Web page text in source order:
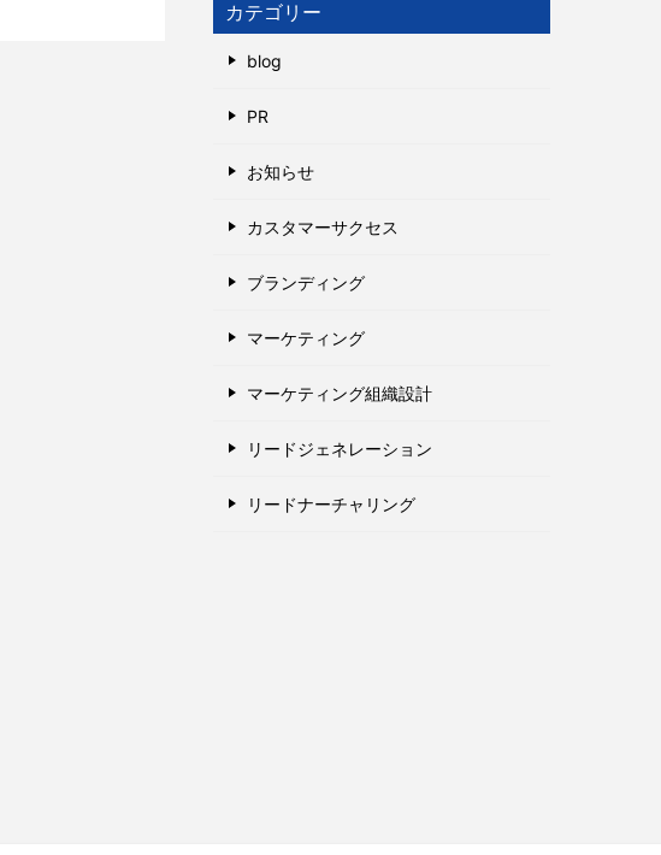
カテゴリー
blog
PR
お知らせ
カスタマーサクセス
ブランディング
マーケティング
マーケティング組織設計
リードジェネレーション
リードナーチャリング